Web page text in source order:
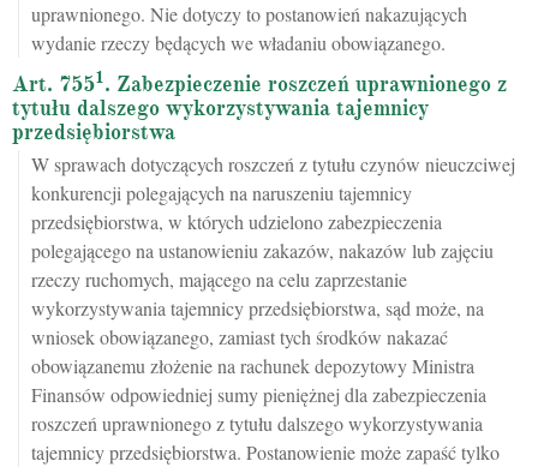
uprawnionego. Nie dotyczy to postanowień nakazujących
wydanie rzeczy będących we władaniu obowiązanego.
Art. 7551. Zabezpieczenie roszczeń uprawnionego z
tytułu dalszego wykorzystywania tajemnicy
przedsiębiorstwa
W sprawach dotyczących roszczeń z tytułu czynów nieuczciwej
konkurencji polegających na naruszeniu tajemnicy
przedsiębiorstwa, w których udzielono zabezpieczenia
polegającego na ustanowieniu zakazów, nakazów lub zajęciu
rzeczy ruchomych, mającego na celu zaprzestanie
wykorzystywania tajemnicy przedsiębiorstwa, sąd może, na
wniosek obowiązanego, zamiast tych środków nakazać
obowiązanemu złożenie na rachunek depozytowy Ministra
Finansów odpowiedniej sumy pieniężnej dla zabezpieczenia
roszczeń uprawnionego z tytułu dalszego wykorzystywania
tajemnicy przedsiębiorstwa. Postanowienie może zapaść tylko